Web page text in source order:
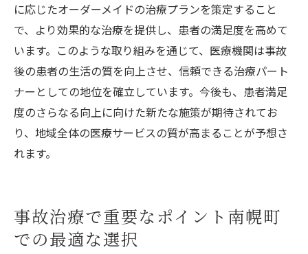
に応じたオーダーメイドの治療プランを策定すること
で、より効果的な治療を提供し、患者の満足度を高めて
います。このような取り組みを通じて、医療機関は事故
後の患者の生活の質を向上させ、信頼できる治療パート
ナーとしての地位を確立しています。今後も、患者満足
度のさらなる向上に向けた新たな施策が期待されてお
り、地域全体の医療サービスの質が高まることが予想さ
れます。
事故治療で重要なポイント南幌町
での最適な選択